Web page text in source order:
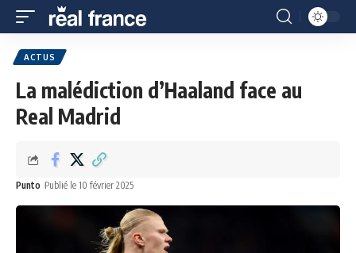
ACTUS
La malédiction d’Haaland face au
Real Madrid
Punto Publié le 10 février 2025